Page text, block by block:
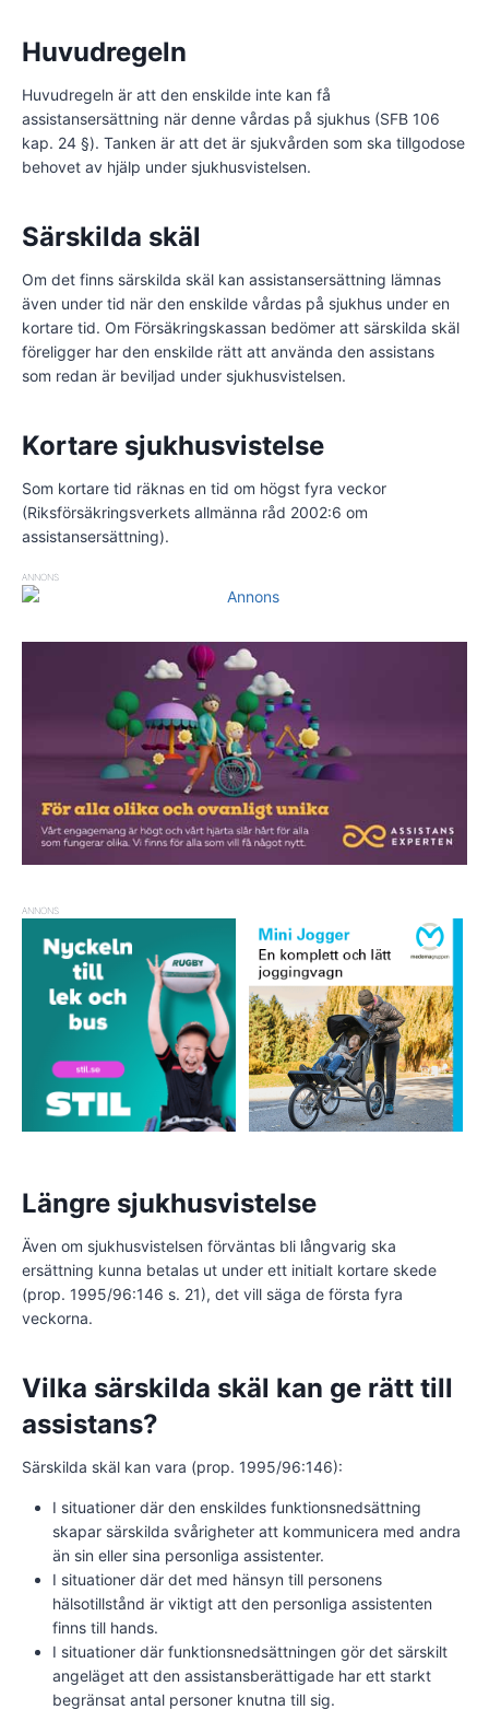
Huvudregeln
Huvudregeln är att den enskilde inte kan få
assistansersättning när denne vårdas på sjukhus (SFB 106
kap. 24 §). Tanken är att det är sjukvården som ska tillgodose
behovet av hjälp under sjukhusvistelsen.
Särskilda skäl
Om det finns särskilda skäl kan assistansersättning lämnas
även under tid när den enskilde vårdas på sjukhus under en
kortare tid. Om Försäkringskassan bedömer att särskilda skäl
föreligger har den enskilde rätt att använda den assistans
som redan är beviljad under sjukhusvistelsen.
Kortare sjukhusvistelse
Som kortare tid räknas en tid om högst fyra veckor
(Riksförsäkringsverkets allmänna råd 2002:6 om
assistansersättning).
ANNONS
ANNONS
Längre sjukhusvistelse
Även om sjukhusvistelsen förväntas bli långvarig ska
ersättning kunna betalas ut under ett initialt kortare skede
(prop. 1995/96:146 s. 21), det vill säga de första fyra
veckorna.
Vilka särskilda skäl kan ge rätt till
assistans?
Särskilda skäl kan vara (prop. 1995/96:146):
I situationer där den enskildes funktionsnedsättning
skapar särskilda svårigheter att kommunicera med andra
än sin eller sina personliga assistenter.
I situationer där det med hänsyn till personens
hälsotillstånd är viktigt att den personliga assistenten
finns till hands.
I situationer där funktionsnedsättningen gör det särskilt
angeläget att den assistansberättigade har ett starkt
begränsat antal personer knutna till sig.